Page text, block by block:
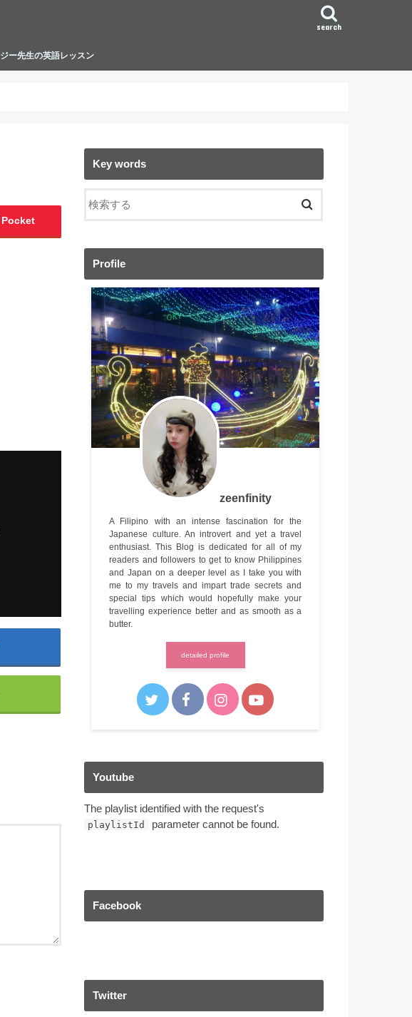
search
ジー先生の英語レッスン
Pocket
Key words
Profile
zeenfinity
A Filipino with an intense fascination for the
Japanese culture. An introvert and yet a travel
enthusiast. This Blog is dedicated for all of my
readers and followers to get to know Philippines
and Japan on a deeper level as I take you with
me to my travels and impart trade secrets and
special tips which would hopefully make your
travelling experience better and as smooth as a
butter.
detailed profile
Youtube
The playlist identified with the request's
playlistId parameter cannot be found.
Facebook
Twitter